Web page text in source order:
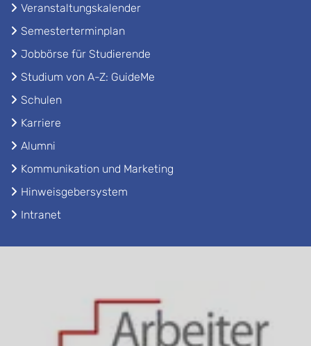
Veranstaltungskalender
Semesterterminplan
Jobbörse für Studierende
Studium von A-Z: GuideMe
Schulen
Karriere
Alumni
Kommunikation und Marketing
Hinweisgebersystem
Intranet